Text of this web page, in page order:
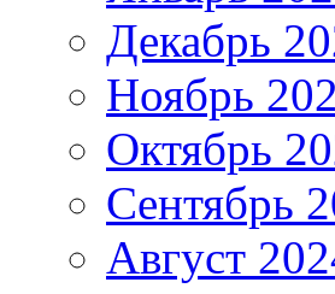
Декабрь
Ноябрь
Октябрь
Сентябрь
Август